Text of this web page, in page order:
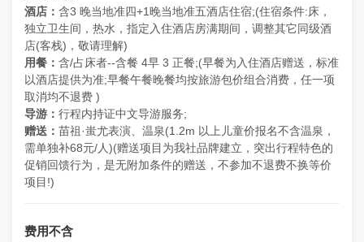
酒店： 含3 晚当地准四+1晚当地准五酒店住宿;(住宿条件:床，
独立卫生间，热水， 指定入住酒店房满期间，调整其它同级酒
店(客栈)，敬请理解)
用餐： 含/占床者--含餐 4早 3 正餐;(早餐为入住酒店赠送，标准
以酒店提供为准;早餐午餐晚餐均按旅游包价组合消费，任一项
取消均不退费 )
导游： 行程内持证中文导游服务;
赠送： 苗祖·蚩尤表演、温泉(1.2m 以上儿童价报名不含温泉，
需单独补68元/人)(赠送项目为我社品牌建立，突出行程特色的
促销回馈行为，是无附加条件的赠送，不参加不退费不换等价
项目!)
费用不含